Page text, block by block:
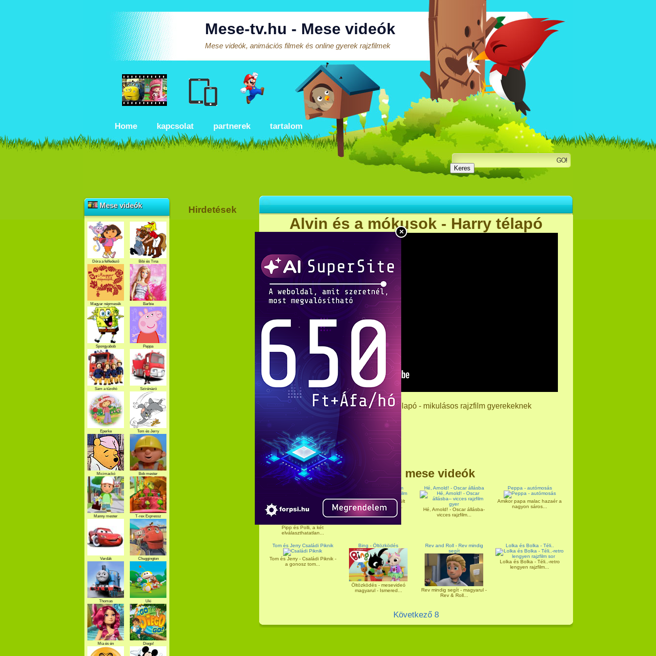
Mese-tv.hu - Mese videók
Mese videók, animációs filmek és online gyerek rajzfilmek
Home kapcsolat partnerek tartalom
Alvin és a mókusok - Harry télapó
Alvin és a mókusok - Harry télapó - mikulásos rajzfilm gyerekeknek
További mese videók
Pipp és Polli - Az ajándék
Pipp és Polli, a két
elválaszthatatlan...
Gru 3 - teljes mesefilm
Amikor Gru és újdonsült
felesége, Lucy nem...
Hé, Arnold! - Oscar állásba
Hé, Arnold! - Oscar állásba-
vicces rajzfilm...
Peppa - autómosás
Amikor papa malac hazaér a
nagyon sáros...
Tom és Jerry Családi Piknik
Tom és Jerry - Családi Piknik -
a gonosz tom...
Bing - Öltözködés
Öltözködés - mesevideó
magyarul - Ismered...
Rev and Roll - Rev mindig
segít
Rev mindig segít - magyarul -
Rev & Roll...
Lolka és Bolka - Téli..
Lolka és Bolka - Téli..-retro
lengyen rajzfilm...
Következő 8
Mese videók
Dóra a felfedező Bibi és Tina
Magyar népmesék Barbie
Spongyabob Peppa
Sam a tűzoltó
Szirénázó
szupercsapat
Eperke Tom és Jerry
Micimackó Bob mester
Manny mester T-rex Expressz
Verdák Chuggington
Thomas Uki
Mia és én Diego!
Hirdetések
×